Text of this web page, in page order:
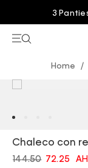
3
Chaleco con
144.50 72.25